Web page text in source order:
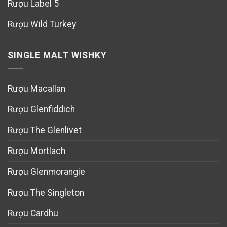
Rượu Label 5
Rượu Wild Turkey
SINGLE MALT WISHKY
Rượu Macallan
Rượu Glenfiddich
Rượu The Glenlivet
Rượu Mortlach
Rượu Glenmorangie
Rượu The Singleton
Rượu Cardhu